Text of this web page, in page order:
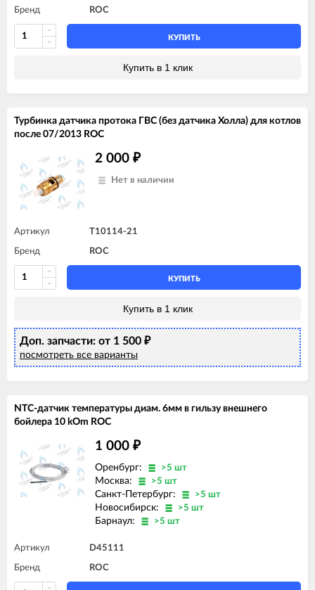
Бренд ROC
КУПИТЬ
Купить в 1 клик
Турбинка датчика протока ГВС (без датчика Холла) для котлов
после 07/2013 ROC
2 000 ₽
Нет в наличии
Артикул T10114-21
Бренд ROC
КУПИТЬ
Купить в 1 клик
Доп. запчасти: от 1 500 ₽
посмотреть все варианты
NTC-датчик температуры диам. 6мм в гильзу внешнего
бойлера 10 kOm ROC
1 000 ₽
Оренбург: >5 шт
Москва: >5 шт
Санкт-Петербург: >5 шт
Новосибирск: >5 шт
Барнаул: >5 шт
Артикул D45111
Бренд ROC